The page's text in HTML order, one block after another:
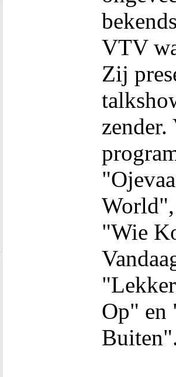
VTV
Zij
zender.
"Wie
Op" en